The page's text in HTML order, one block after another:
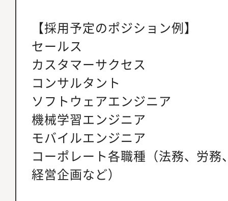
【採用予定のポジション例】
セールス
カスタマーサクセス
コンサルタント
ソフトウェアエンジニア
機械学習エンジニア
モバイルエンジニア
コーポレート各職種（法務、労
経営企画など）